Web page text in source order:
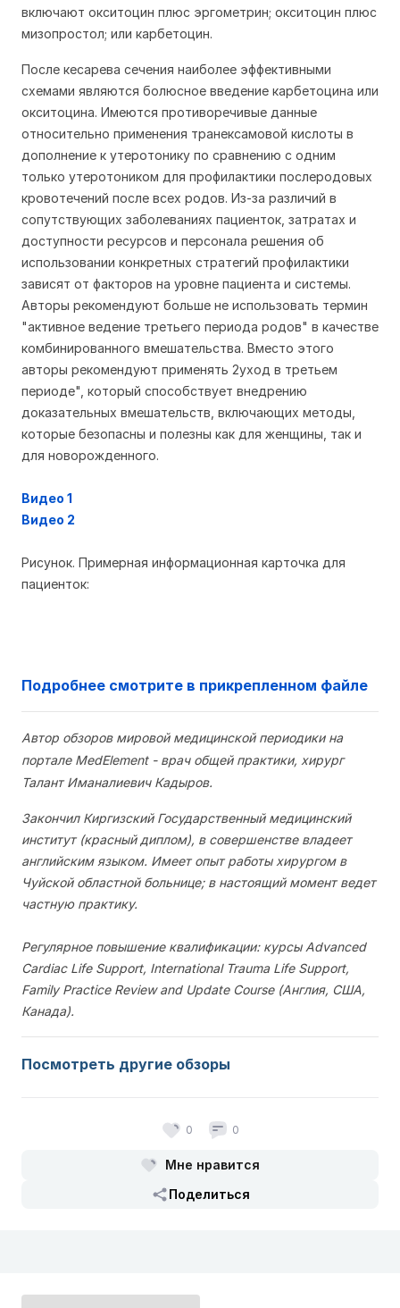
включают окситоцин плюс эргометрин; окситоцин плюс
мизопростол; или карбетоцин.
После кесарева сечения наиболее эффективными
схемами являются болюсное введение карбетоцина или
окситоцина. Имеются противоречивые данные
относительно применения транексамовой кислоты в
дополнение к утеротонику по сравнению с одним
только утеротоником для профилактики послеродовых
кровотечений после всех родов. Из-за различий в
сопутствующих заболеваниях пациенток, затратах и
доступности ресурсов и персонала решения об
использовании конкретных стратегий профилактики
зависят от факторов на уровне пациента и системы.
Авторы рекомендуют больше не использовать термин
"активное ведение третьего периода родов" в качестве
комбинированного вмешательства. Вместо этого
авторы рекомендуют применять 2уход в третьем
периоде", который способствует внедрению
доказательных вмешательств, включающих методы,
которые безопасны и полезны как для женщины, так и
для новорожденного.
Видео 1
Видео 2
Рисунок. Примерная информационная карточка для
пациенток:
Подробнее смотрите в прикрепленном файле
Автор обзоров мировой медицинской периодики на
портале MedElement - врач общей практики, хирург
Талант Иманалиевич Кадыров.
Закончил Киргизский Государственный медицинский
институт (красный диплом), в совершенстве владеет
английским языком. Имеет опыт работы хирургом в
Чуйской областной больнице; в настоящий момент ведет
частную практику.
Регулярное повышение квалификации: курсы Advanced
Cardiac Life Support, International Trauma Life Support,
Family Practice Review and Update Course (Англия, США,
Канада).
Посмотреть другие обзоры
0 0
Мне нравится
Поделиться